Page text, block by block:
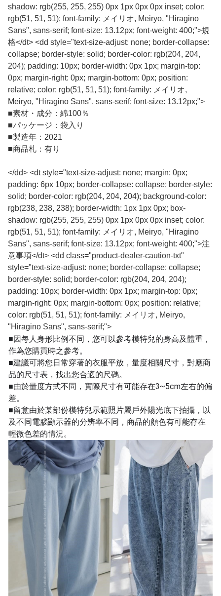
shadow: rgb(255, 255, 255) 0px 1px 0px 0px inset; color:
rgb(51, 51, 51); font-family: メイリオ, Meiryo, "Hiragino
Sans", sans-serif; font-size: 13.12px; font-weight: 400;">規
格</dt> <dd style="text-size-adjust: none; border-collapse:
collapse; border-style: solid; border-color: rgb(204, 204,
204); padding: 10px; border-width: 0px 1px; margin-top:
0px; margin-right: 0px; margin-bottom: 0px; position:
relative; color: rgb(51, 51, 51); font-family: メイリオ,
Meiryo, "Hiragino Sans", sans-serif; font-size: 13.12px;">
■素材・成分：綿100％
■パッケージ：袋入り
■製造年：2021
■商品札：有り
</dd> <dt style="text-size-adjust: none; margin: 0px;
padding: 6px 10px; border-collapse: collapse; border-style:
solid; border-color: rgb(204, 204, 204); background-color:
rgb(238, 238, 238); border-width: 1px 1px 0px; box-
shadow: rgb(255, 255, 255) 0px 1px 0px 0px inset; color:
rgb(51, 51, 51); font-family: メイリオ, Meiryo, "Hiragino
Sans", sans-serif; font-size: 13.12px; font-weight: 400;">注
意事項</dt> <dd class="product-dealer-caution-txt"
style="text-size-adjust: none; border-collapse: collapse;
border-style: solid; border-color: rgb(204, 204, 204);
padding: 10px; border-width: 0px 1px; margin-top: 0px;
margin-right: 0px; margin-bottom: 0px; position: relative;
color: rgb(51, 51, 51); font-family: メイリオ, Meiryo,
"Hiragino Sans", sans-serif;">
■因每人身形比例不同，您可以參考模特兒的身高及體重，
作為您購買時之參考。
■建議可將您日常穿著的衣服平放，量度相關尺寸，對應商
品的尺寸表，找出您合適的尺碼。
■由於量度方式不同，實際尺寸有可能存在3~5cm左右的偏
差。
■留意由於某部份模特兒示範照片屬戶外陽光底下拍攝，以
及不同電腦顯示器的分辨率不同，商品的顏色有可能存在
輕微色差的情況。